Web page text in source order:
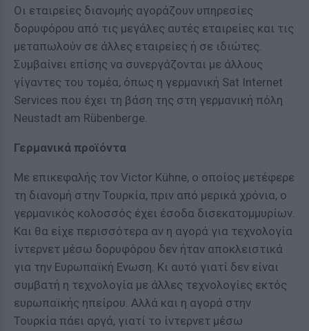
Οι εταιρείες διανομής αγοράζουν υπηρεσίες
δορυφόρου από τις μεγάλες αυτές εταιρείες και τις
μεταπωλούν σε άλλες εταιρείες ή σε ιδιώτες.
Συμβαίνει επίσης να συνεργάζονται με άλλους
γίγαντες του τομέα, όπως η γερμανική Sat Internet
Services που έχει τη βάση της στη γερμανική πόλη
Neustadt am Rübenberge.
Γερμανικά προϊόντα
Με επικεφαλής τον Victor Kühne, ο οποίος μετέφερε
τη διανομή στην Τουρκία, πριν από μερικά χρόνια, ο
γερμανικός κολοσσός έχει έσοδα δισεκατομμυρίων.
Και θα είχε περισσότερα αν η αγορά για τεχνολογία
ίντερνετ μέσω δορυφόρου δεν ήταν αποκλειστικά
για την Ευρωπαϊκή Ενωση. Κι αυτό γιατί δεν είναι
συμβατή η τεχνολογία με άλλες τεχνολογίες εκτός
ευρωπαϊκής ηπείρου. Αλλά και η αγορά στην
Τουρκία πάει αργά, γιατί το ίντερνετ μέσω